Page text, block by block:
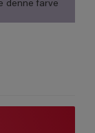
denne farve